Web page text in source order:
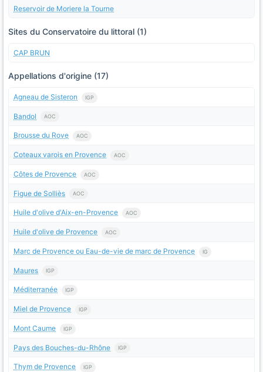
Reservoir de Moriere la Tourne
Sites du Conservatoire du littoral (1)
CAP BRUN
Appellations d'origine (17)
Agneau de Sisteron IGP
Bandol AOC
Brousse du Rove AOC
Coteaux varois en Provence AOC
Côtes de Provence AOC
Figue de Solliès AOC
Huile d'olive d'Aix-en-Provence AOC
Huile d'olive de Provence AOC
Marc de Provence ou Eau-de-vie de marc de Provence IG
Maures IGP
Méditerranée IGP
Miel de Provence IGP
Mont Caume IGP
Pays des Bouches-du-Rhône IGP
Thym de Provence IGP